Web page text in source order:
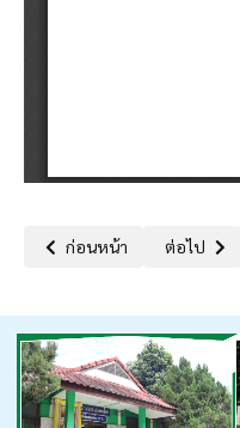
เนื้อหาก่อนหน้า: ประกาศอ
ก่อนหน้า เนื้อหาถัด
ต่อไป